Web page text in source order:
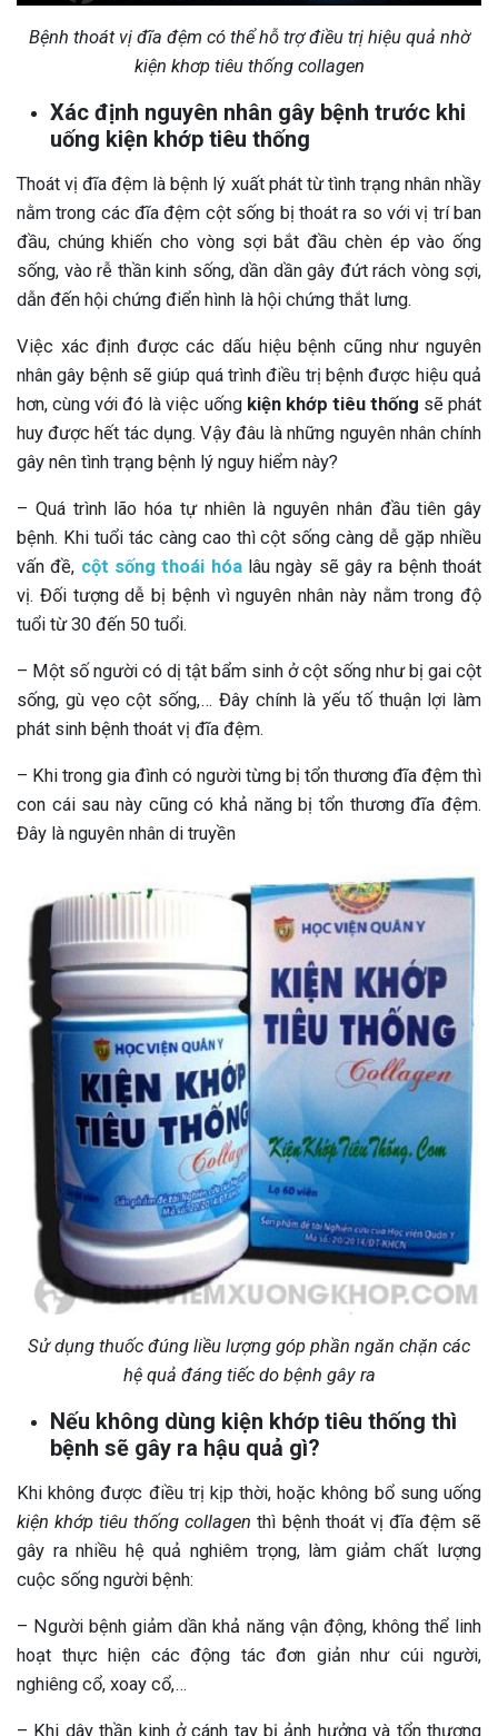
Bệnh thoát vị đĩa đệm có thể hỗ trợ điều trị hiệu quả nhờ
kiện khơp tiêu thống collagen
Xác định nguyên nhân gây bệnh trước khi
uống kiện khớp tiêu thống
Thoát vị đĩa đệm là bệnh lý xuất phát từ tình trạng nhân nhầy
nằm trong các đĩa đệm cột sống bị thoát ra so với vị trí ban
đầu, chúng khiến cho vòng sợi bắt đầu chèn ép vào ống
sống, vào rễ thần kinh sống, dần dần gây đứt rách vòng sợi,
dẫn đến hội chứng điển hình là hội chứng thắt lưng.
Việc xác định được các dấu hiệu bệnh cũng như nguyên
nhân gây bệnh sẽ giúp quá trình điều trị bệnh được hiệu quả
hơn, cùng với đó là việc uống kiện khớp tiêu thống sẽ phát
huy được hết tác dụng. Vậy đâu là những nguyên nhân chính
gây nên tình trạng bệnh lý nguy hiểm này?
– Quá trình lão hóa tự nhiên là nguyên nhân đầu tiên gây
bệnh. Khi tuổi tác càng cao thì cột sống càng dễ gặp nhiều
vấn đề, cột sống thoái hóalâu ngày sẽ gây ra bệnh thoát
vị. Đối tượng dễ bị bệnh vì nguyên nhân này nằm trong độ
tuổi từ 30 đến 50 tuổi.
– Một số người có dị tật bẩm sinh ở cột sống như bị gai cột
sống, gù vẹo cột sống,… Đây chính là yếu tố thuận lợi làm
phát sinh bệnh thoát vị đĩa đệm.
– Khi trong gia đình có người từng bị tổn thương đĩa đệm thì
con cái sau này cũng có khả năng bị tổn thương đĩa đệm.
Đây là nguyên nhân di truyền
Sử dụng thuốc đúng liều lượng góp phần ngăn chặn các
hệ quả đáng tiếc do bệnh gây ra
Nếu không dùng kiện khớp tiêu thống thì
bệnh sẽ gây ra hậu quả gì?
Khi không được điều trị kịp thời, hoặc không bổ sung uống
kiện khớp tiêu thống collagen thì bệnh thoát vị đĩa đệm sẽ
gây ra nhiều hệ quả nghiêm trọng, làm giảm chất lượng
cuộc sống người bệnh:
– Người bệnh giảm dần khả năng vận động, không thể linh
hoạt thực hiện các động tác đơn giản như cúi người,
nghiêng cổ, xoay cổ,…
– Khi dây thần kinh ở cánh tay bị ảnh hưởng và tổn thương